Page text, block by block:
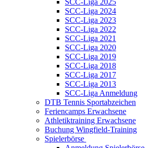
SCC-Liga 2025
SCC-Liga 2024
SCC-Liga 2023
SCC-Liga 2022
SCC-Liga 2021
SCC-Liga 2020
SCC-Liga 2019
SCC-Liga 2018
SCC-Liga 2017
SCC-Liga 2013
SCC-Liga Anmeldung
DTB Tennis Sportabzeichen
Feriencamps Erwachsene
Athletiktraining Erwachsene
Buchung Wingfield-Training
Spielerbörse